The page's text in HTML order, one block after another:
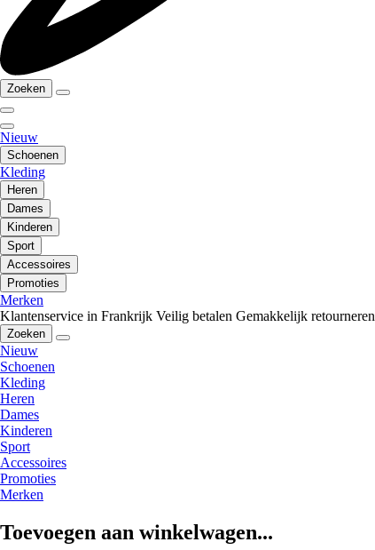
Zoeken
Nieuw
Schoenen
Kleding
Heren
Dames
Kinderen
Sport
Accessoires
Promoties
Merken
Klantenservice in Frankrijk Veilig betalen Gemakkelijk retourneren
Zoeken
Nieuw
Schoenen
Kleding
Heren
Dames
Kinderen
Sport
Accessoires
Promoties
Merken
Toevoegen aan winkelwagen...